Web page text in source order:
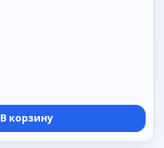
В корзину